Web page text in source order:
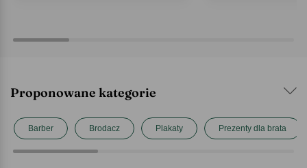
Proponowane kategorie
Barber Brodacz Plakaty Prezenty dla brata